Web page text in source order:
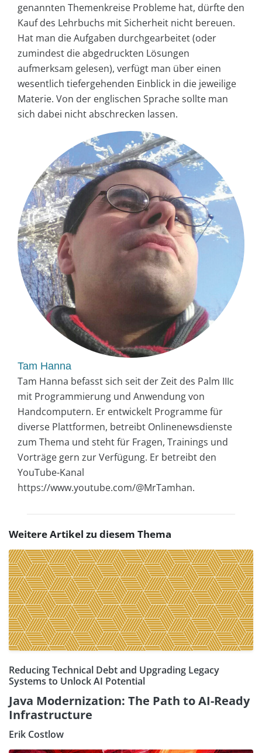
genannten Themenkreise Probleme hat, dürfte den
Kauf des Lehrbuchs mit Sicherheit nicht bereuen.
Hat man die Aufgaben durchgearbeitet (oder
zumindest die abgedruckten Lösungen
aufmerksam gelesen), verfügt man über einen
wesentlich tiefergehenden Einblick in die jeweilige
Materie. Von der englischen Sprache sollte man
sich dabei nicht abschrecken lassen.
Tam Hanna
Tam Hanna befasst sich seit der Zeit des Palm IIIc
mit Programmierung und Anwendung von
Handcomputern. Er entwickelt Programme für
diverse Plattformen, betreibt Onlinenewsdienste
zum Thema und steht für Fragen, Trainings und
Vorträge gern zur Verfügung. Er betreibt den
YouTube-Kanal
https://www.youtube.com/@MrTamhan.
Weitere Artikel zu diesem Thema
Reducing Technical Debt and Upgrading Legacy
Systems to Unlock AI Potential
Java Modernization: The Path to AI-Ready
Infrastructure
Erik Costlow